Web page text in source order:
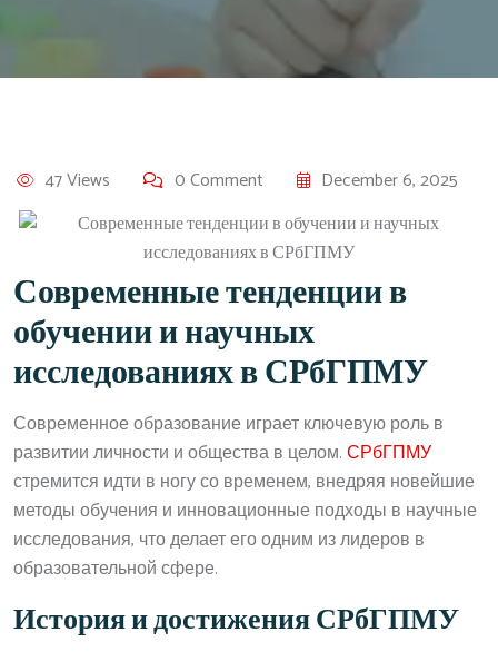
47 Views 0 Comment December 6, 2025
Современные тенденции в
обучении и научных
исследованиях в СРбГПМУ
Современное образование играет ключевую роль в
развитии личности и общества в целом.СРбГПМУ
стремится идти в ногу со временем, внедряя новейшие
методы обучения и инновационные подходы в научные
исследования, что делает его одним из лидеров в
образовательной сфере.
История и достижения СРбГПМУ